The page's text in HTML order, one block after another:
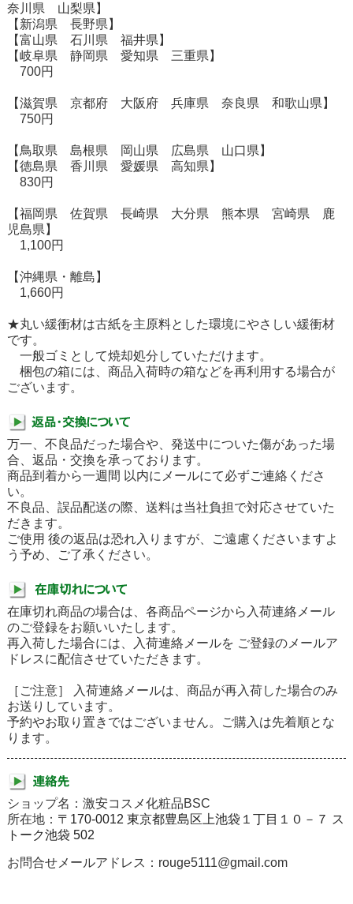
奈川県 山梨県】
【新潟県 長野県】
【富山県 石川県 福井県】
【岐阜県 静岡県 愛知県 三重県】
700円
【滋賀県 京都府 大阪府 兵庫県 奈良県 和歌山県】
750円
【鳥取県 島根県 岡山県 広島県 山口県】
【徳島県 香川県 愛媛県 高知県】
830円
【福岡県 佐賀県 長崎県 大分県 熊本県 宮崎県 鹿
児島県】
1,100円
【沖縄県・離島】
1,660円
★丸い緩衝材は古紙を主原料とした環境にやさしい緩衝材
です。
一般ゴミとして焼却処分していただけます。
梱包の箱には、商品入荷時の箱などを再利用する場合が
ございます。
万一、不良品だった場合や、発送中についた傷があった場
合、返品・交換を承っております。
商品到着から一週間 以内にメールにて必ずご連絡くださ
い。
不良品、誤品配送の際、送料は当社負担で対応させていた
だきます。
ご使用 後の返品は恐れ入りますが、ご遠慮くださいますよ
う予め、ご了承ください。
在庫切れ商品の場合は、各商品ページから入荷連絡メール
のご登録をお願いいたします。
再入荷した場合には、入荷連絡メールを ご登録のメールア
ドレスに配信させていただきます。
［ご注意］ 入荷連絡メールは、商品が再入荷した場合のみ
お送りしています。
予約やお取り置きではございません。ご購入は先着順とな
ります。
ショップ名：激安コスメ化粧品BSC
所在地： 〒170-0012 東京都豊島区上池袋１丁目１０－７ ス
トーク池袋 502
お問合せメールアドレス：rouge5111@gmail.com